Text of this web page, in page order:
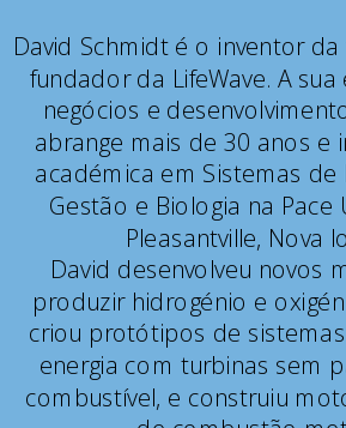
David Schmidt é o inventor
fundador da LifeWave. A
negócios e
abrange mais de 30 anos e
académica em Sistemas
Gestão e Biologia na Pace
Pleasantville, Nova
David desenvolveu novos
produzir hidrogénio e
criou protótipos de
energia com turbinas sem
combustível, e construiu